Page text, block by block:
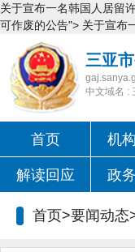
关于宣布一名韩国人居留
可作废的公告"> 关于宣布
三亚
中文域名 :
首页 机
解读回应 政
首页>要闻动态